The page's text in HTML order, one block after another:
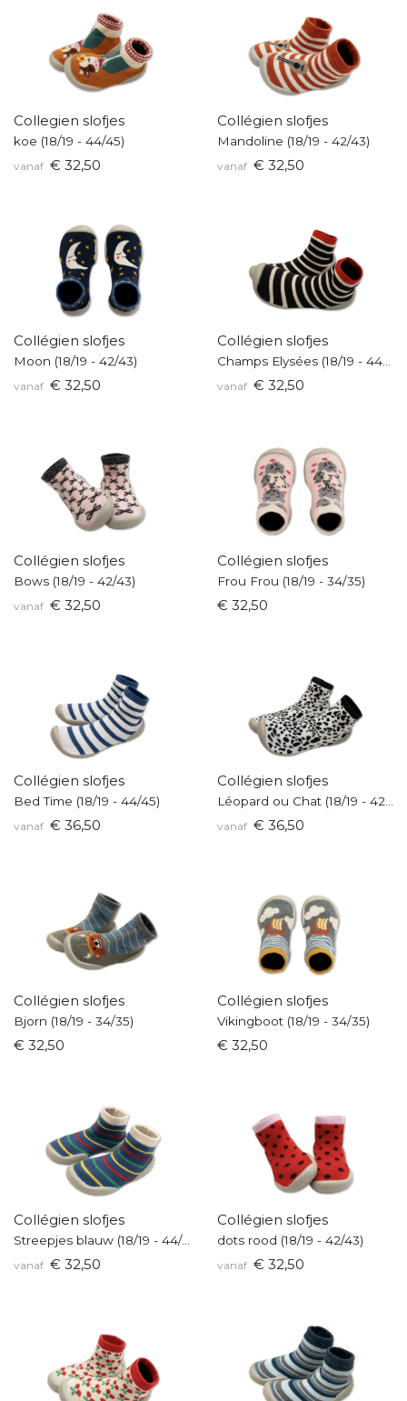
Collegien slofjes
koe (18/19 - 44/45)
vanaf € 32,50
Collégien slofjes
Mandoline (18/19 - 42/43)
vanaf € 32,50
Collégien slofjes
Moon (18/19 - 42/43)
vanaf € 32,50
Collégien slofjes
vanaf € 32,50
Collégien slofjes
Bows (18/19 - 42/43)
vanaf € 32,50
Collégien slofjes
Frou Frou (18/19 - 34/35)
€ 32,50
Collégien slofjes
Bed Time (18/19 - 44/45)
vanaf € 36,50
Collégien slofjes
vanaf € 36,50
Collégien slofjes
Bjorn (18/19 - 34/35)
€ 32,50
Collégien slofjes
Vikingboot (18/19 - 34/35)
€ 32,50
Collégien slofjes
Streepjes blauw (18/19 - 44/45)
vanaf € 32,50
Collégien slofjes
dots rood (18/19 - 42/43)
vanaf € 32,50